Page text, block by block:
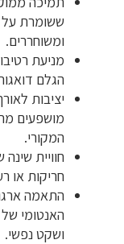
ששומרת על
ומשוחררים.
מניעת
הגלם
יציבות
מושפעים
המקורי.
חוויית
חריקות או
התאמה
האנטומי
ושקט נפשי.